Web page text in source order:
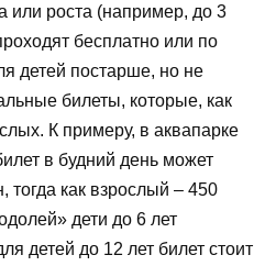
или роста (например, до 3
бесплатно или по
детей постарше, но не
билеты, которые, как
К примеру, в аквапарке
в будний день может
тогда как взрослый – 450
дети до 6 лет
детей до 12 лет билет стоит